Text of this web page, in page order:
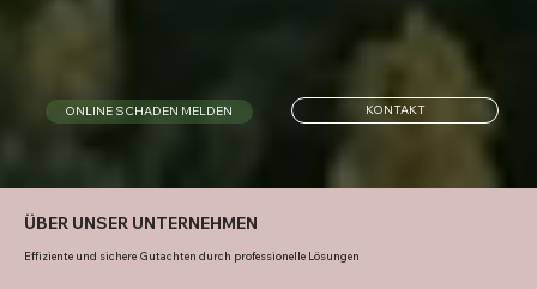
ONLINE SCHADEN MELDEN KONTAKT
ÜBER UNSER UNTERNEHMEN
Effiziente und sichere Gutachten durch professionelle Lösungen